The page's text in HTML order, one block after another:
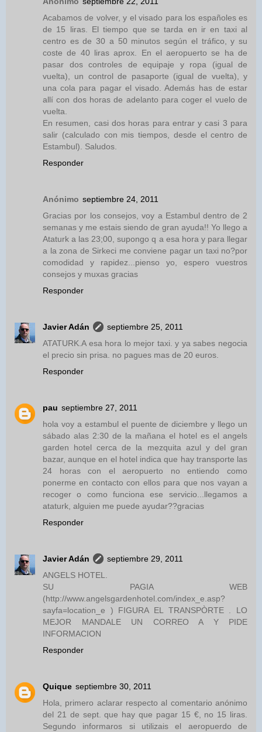
Acabamos de volver, y el visado para los españoles es
de 15 liras. El tiempo que se tarda en ir en taxi al
centro es de 30 a 50 minutos según el tráfico, y su
coste de 40 liras aprox. En el aeropuerto se ha de
pasar dos controles de equipaje y ropa (igual de
vuelta), un control de pasaporte (igual de vuelta), y
una cola para pagar el visado. Además has de estar
allí con dos horas de adelanto para coger el vuelo de
vuelta.
En resumen, casi dos horas para entrar y casi 3 para
salir (calculado con mis tiempos, desde el centro de
Estambul). Saludos.
Responder
Anónimo septiembre 24, 2011
Gracias por los consejos, voy a Estambul dentro de 2
semanas y me estais siendo de gran ayuda!! Yo llego a
Ataturk a las 23;00, supongo q a esa hora y para llegar
a la zona de Sirkeci me conviene pagar un taxi no?por
comodidad y rapidez...pienso yo, espero vuestros
consejos y muxas gracias
Responder
Javier Adán
septiembre 25, 2011
ATATURK.A esa hora lo mejor taxi. y ya sabes negocia
el precio sin prisa. no pagues mas de 20 euros.
Responder
pau septiembre 27, 2011
hola voy a estambul el puente de diciembre y llego un
sábado alas 2:30 de la mañana el hotel es el angels
garden hotel cerca de la mezquita azul y del gran
bazar, aunque en el hotel indica que hay transporte las
24 horas con el aeropuerto no entiendo como
ponerme en contacto con ellos para que nos vayan a
recoger o como funciona ese servicio...llegamos a
ataturk, alguien me puede ayudar??gracias
Responder
Javier Adán
septiembre 29, 2011
ANGELS HOTEL.
SU PAGIA WEB
(http://www.angelsgardenhotel.com/index_e.asp?
sayfa=location_e ) FIGURA EL TRANSPÒRTE . LO
MEJOR MANDALE UN CORREO A Y PIDE
INFORMACION
Responder
Quique septiembre 30, 2011
Hola, primero aclarar respecto al comentario anónimo
del 21 de sept. que hay que pagar 15 €, no 15 liras.
Segundo informaros si utilizais el aeropuerdo de